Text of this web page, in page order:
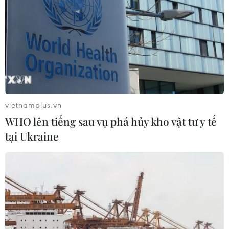
vietnamplus.vn
WHO lên tiếng sau vụ phá hủy kho vật tư y tế
tại Ukraine